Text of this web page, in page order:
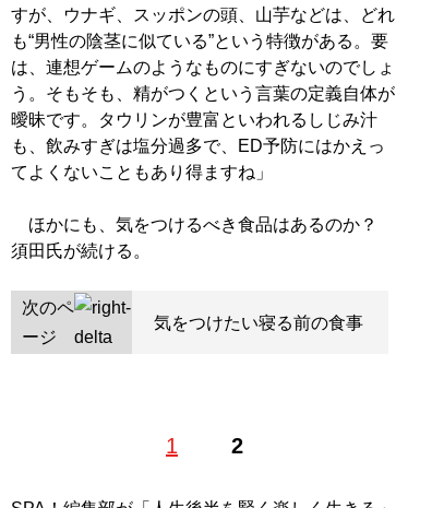
すが、ウナギ、スッポンの頭、山芋などは、どれ
も“男性の陰茎に似ている”という特徴がある。要
は、連想ゲームのようなものにすぎないのでしょ
う。そもそも、精がつくという言葉の定義自体が
曖昧です。タウリンが豊富といわれるしじみ汁
も、飲みすぎは塩分過多で、ED予防にはかえっ
てよくないこともあり得ますね」
ほかにも、気をつけるべき食品はあるのか？
須田氏が続ける。
次のペ
ージ
気をつけたい寝る前の食事
1 2